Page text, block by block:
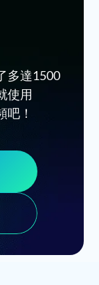
多達1500
使用
！